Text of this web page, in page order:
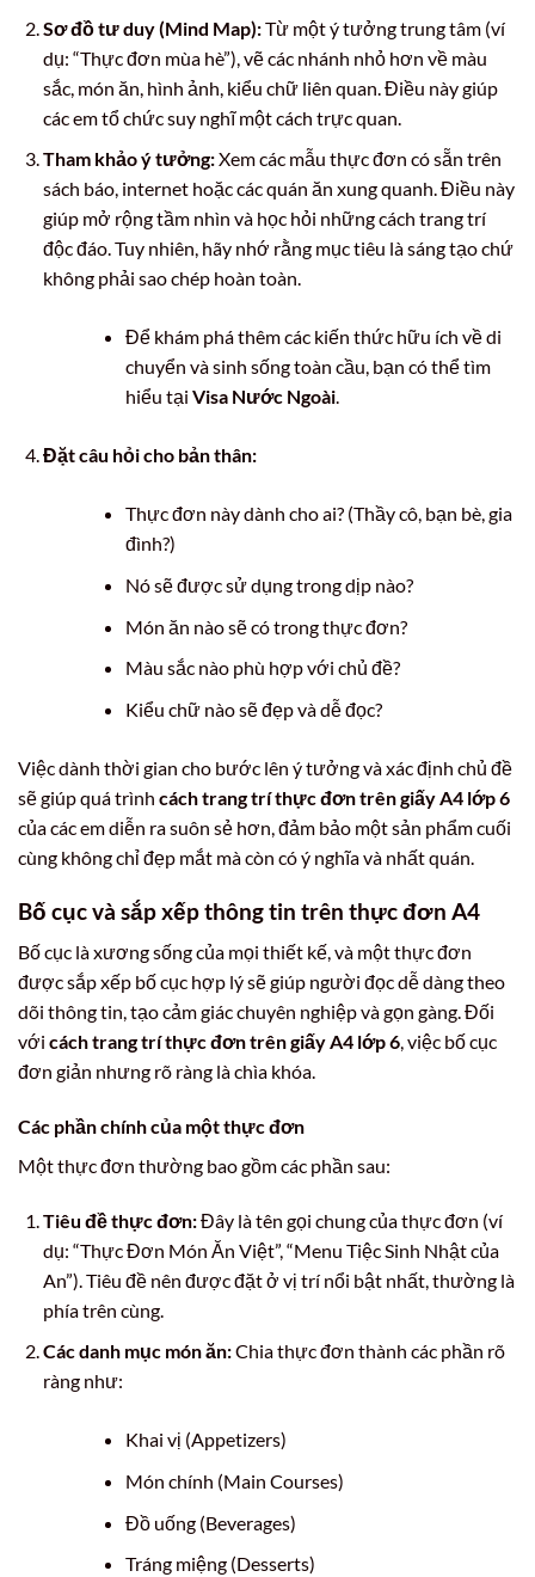
Sơ đồ tư duy (Mind Map):Từ một ý tưởng trung tâm (ví
dụ: “Thực đơn mùa hè”), vẽ các nhánh nhỏ hơn về màu
sắc, món ăn, hình ảnh, kiểu chữ liên quan. Điều này giúp
các em tổ chức suy nghĩ một cách trực quan.
Tham khảo ý tưởng:Xem các mẫu thực đơn có sẵn trên
sách báo, internet hoặc các quán ăn xung quanh. Điều này
giúp mở rộng tầm nhìn và học hỏi những cách trang trí
độc đáo. Tuy nhiên, hãy nhớ rằng mục tiêu là sáng tạo chứ
không phải sao chép hoàn toàn.
Để khám phá thêm các kiến thức hữu ích về di
chuyển và sinh sống toàn cầu, bạn có thể tìm
hiểu tại Visa Nước Ngoài.
Đặt câu hỏi cho bản thân:
Thực đơn này dành cho ai? (Thầy cô, bạn bè, gia
đình?)
Nó sẽ được sử dụng trong dịp nào?
Món ăn nào sẽ có trong thực đơn?
Màu sắc nào phù hợp với chủ đề?
Kiểu chữ nào sẽ đẹp và dễ đọc?
Việc dành thời gian cho bước lên ý tưởng và xác định chủ đề
sẽ giúp quá trình cách trang trí thực đơn trên giấy A4 lớp 6
của các em diễn ra suôn sẻ hơn, đảm bảo một sản phẩm cuối
cùng không chỉ đẹp mắt mà còn có ý nghĩa và nhất quán.
Bố cục và sắp xếp thông tin trên thực đơn A4
Bố cục là xương sống của mọi thiết kế, và một thực đơn
được sắp xếp bố cục hợp lý sẽ giúp người đọc dễ dàng theo
dõi thông tin, tạo cảm giác chuyên nghiệp và gọn gàng. Đối
với cách trang trí thực đơn trên giấy A4 lớp 6, việc bố cục
đơn giản nhưng rõ ràng là chìa khóa.
Các phần chính của một thực đơn
Một thực đơn thường bao gồm các phần sau:
Tiêu đề thực đơn:Đây là tên gọi chung của thực đơn (ví
dụ: “Thực Đơn Món Ăn Việt”, “Menu Tiệc Sinh Nhật của
An”). Tiêu đề nên được đặt ở vị trí nổi bật nhất, thường là
phía trên cùng.
Các danh mục món ăn:Chia thực đơn thành các phần rõ
ràng như:
Khai vị (Appetizers)
Món chính (Main Courses)
Đồ uống (Beverages)
Tráng miệng (Desserts)